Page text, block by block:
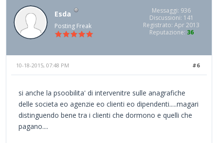
Esda
Posting Freak
Messaggi: 936
Discussioni: 141
Registrato: Apr 2013
Reputazione: 36
#6
10-18-2015, 07:48 PM
si anche la psoobilita' di intervenitre sulle anagrafiche
delle societa eo agenzie eo clienti eo dipendenti.....magari
distinguendo bene tra i clienti che dormono e quelli che
pagano....